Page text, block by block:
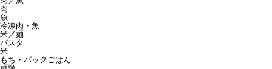
肉
魚
冷凍肉・魚
米／麺
パスタ
米
もち・パックごはん